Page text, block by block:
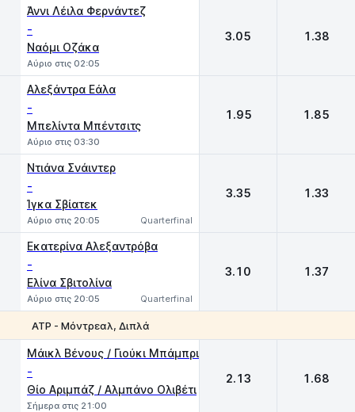
Άννι Λέιλα Φερνάντεζ
-
Ναόμι Οζάκα
Αύριο στις 02:05
3.05 1.38
Αλεξάντρα Εάλα
-
Μπελίντα Μπέντσιτς
Αύριο στις 03:30
1.95 1.85
Ντιάνα Σνάιντερ
-
Ίγκα Σβίατεκ
Αύριο στις 20:05 Quarterfinal
3.35 1.33
Eκατερίνα Αλεξαντρόβα
-
Ελίνα Σβιτολίνα
Αύριο στις 20:05 Quarterfinal
3.10 1.37
ATP - Μόντρεαλ, Διπλά
Μάικλ Βένους / Γιούκι Μπάμπρι
-
Θίο Αριμπάζ / Αλμπάνο Ολιβέτι
Σήμερα στις 21:00
2.13 1.68